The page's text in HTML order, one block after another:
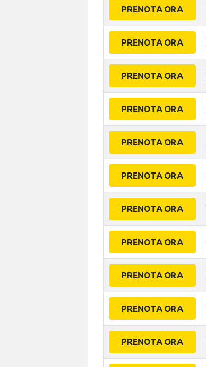
PRENOTA ORA
PRENOTA ORA
PRENOTA ORA
PRENOTA ORA
PRENOTA ORA
PRENOTA ORA
PRENOTA ORA
PRENOTA ORA
PRENOTA ORA
PRENOTA ORA
PRENOTA ORA